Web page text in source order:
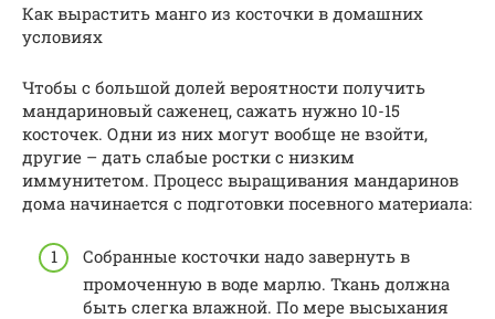
Как вырастить манго из косточки в домашних
условиях
Чтобы с большой долей вероятности получить
мандариновый саженец, сажать нужно 10-15
косточек. Одни из них могут вообще не взойти,
другие – дать слабые ростки с низким
иммунитетом. Процесс выращивания мандаринов
дома начинается с подготовки посевного материала:
Собранные косточки надо завернуть в
промоченную в воде марлю. Ткань должна
быть слегка влажной. По мере высыхания